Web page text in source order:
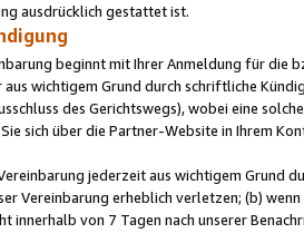
ausdrücklich gestattet ist.
beginnt mit Ihrer Anmeldung für die
wichtigem Grund durch schriftliche
des Gerichtswegs), wobei eine
sich über die Partner-Website in Ihrem
jederzeit aus wichtigem Grund
Vereinbarung erheblich verletzen; (b)
innerhalb von 7 Tagen nach unserer